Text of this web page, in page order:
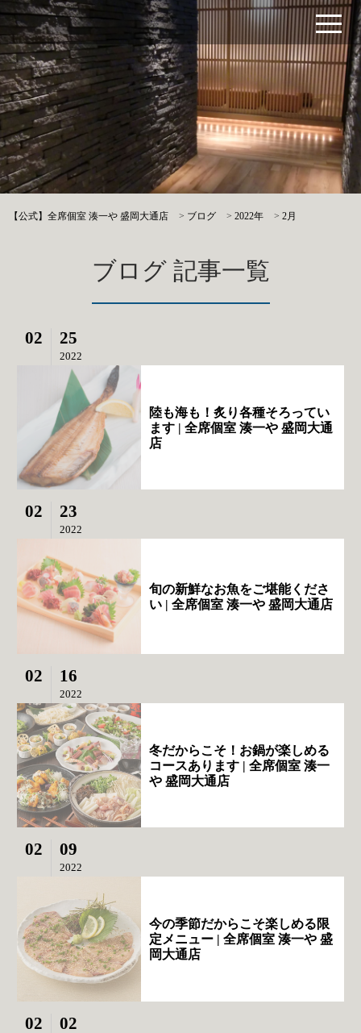
【公式】全席個室 湊一や 盛岡大通店 > ブログ >2022年 >2月
ブログ 記事一覧
02 25
2022
陸も海も！炙り各種そろってい
ます | 全席個室 湊一や 盛岡大通
店
02 23
2022
旬の新鮮なお魚をご堪能くださ
い | 全席個室 湊一や 盛岡大通店
02 16
2022
冬だからこそ！お鍋が楽しめる
コースあります | 全席個室 湊一
や 盛岡大通店
02 09
2022
今の季節だからこそ楽しめる限
定メニュー | 全席個室 湊一や 盛
岡大通店
02 02